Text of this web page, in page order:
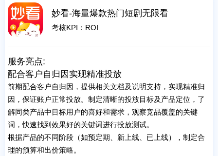
妙看-海量爆款热门短剧无限看
考核KPI：ROI
服务亮点:
配合客户自归因实现精准投放
前期配合客户自归因，提供相关文档及说明支持，实现精准归
因，保证账户正常投放。制定清晰的投放目标及产品定位，了
解同类产品中目标用户的喜好和需求，观察竞品覆盖的关键
词，快速找到效果好的关键词进行投放测试。
根据产品的不同阶段（如预定期、新上线、已上线），制定合
理的预算和出价策略。